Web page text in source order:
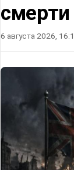
6 августа 2026,